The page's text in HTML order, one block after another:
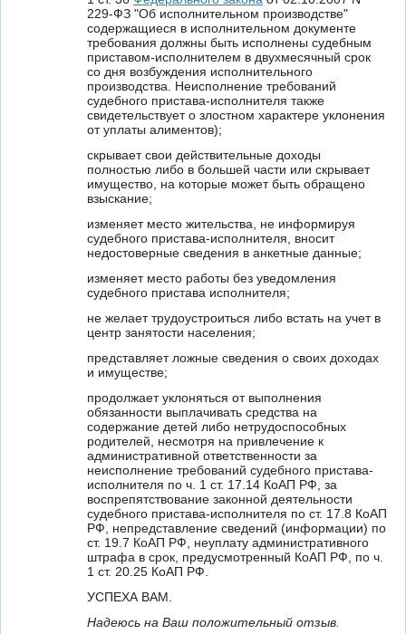
229-ФЗ "Об исполнительном производстве"
содержащиеся в исполнительном документе
требования должны быть исполнены судебным
приставом-исполнителем в двухмесячный срок
со дня возбуждения исполнительного
производства. Неисполнение требований
судебного пристава-исполнителя также
свидетельствует о злостном характере уклонения
от уплаты алиментов);
скрывает свои действительные доходы
полностью либо в большей части или скрывает
имущество, на которые может быть обращено
взыскание;
изменяет место жительства, не информируя
судебного пристава-исполнителя, вносит
недостоверные сведения в анкетные данные;
изменяет место работы без уведомления
судебного пристава исполнителя;
не желает трудоустроиться либо встать на учет в
центр занятости населения;
представляет ложные сведения о своих доходах
и имуществе;
продолжает уклоняться от выполнения
обязанности выплачивать средства на
содержание детей либо нетрудоспособных
родителей, несмотря на привлечение к
административной ответственности за
неисполнение требований судебного пристава-
исполнителя по ч. 1 ст. 17.14 КоАП РФ, за
воспрепятствование законной деятельности
судебного пристава-исполнителя по ст. 17.8 КоАП
РФ, непредставление сведений (информации) по
ст. 19.7 КоАП РФ, неуплату административного
штрафа в срок, предусмотренный КоАП РФ, по ч.
1 ст. 20.25 КоАП РФ.
УСПЕХА ВАМ.
Надеюсь на Ваш положительный отзыв.